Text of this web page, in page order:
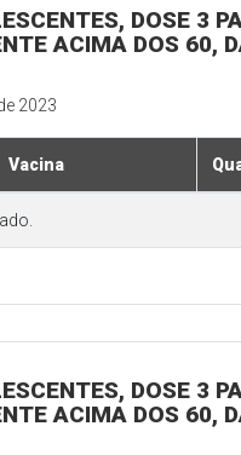
DOSE 3
ACIMA DOS 60,
2023
Vacina
DOSE 3
ACIMA DOS 60,